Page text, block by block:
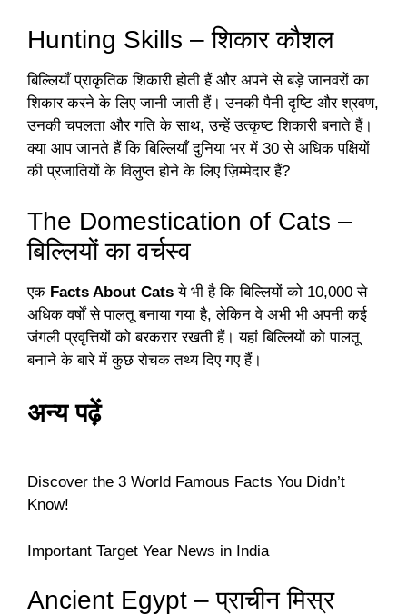
Hunting Skills – शिकार कौशल
बिल्लियाँ प्राकृतिक शिकारी होती हैं और अपने से बड़े जानवरों का
शिकार करने के लिए जानी जाती हैं। उनकी पैनी दृष्टि और श्रवण,
उनकी चपलता और गति के साथ, उन्हें उत्कृष्ट शिकारी बनाते हैं।
क्या आप जानते हैं कि बिल्लियाँ दुनिया भर में 30 से अधिक पक्षियों
की प्रजातियों के विलुप्त होने के लिए ज़िम्मेदार हैं?
The Domestication of Cats –
बिल्लियों का वर्चस्व
एक Facts About Cats ये भी है कि बिल्लियों को 10,000 से
अधिक वर्षों से पालतू बनाया गया है, लेकिन वे अभी भी अपनी कई
जंगली प्रवृत्तियों को बरकरार रखती हैं। यहां बिल्लियों को पालतू
बनाने के बारे में कुछ रोचक तथ्य दिए गए हैं।
अन्य पढ़ें
Discover the 3 World Famous Facts You Didn’t
Know!
Important Target Year News in India
Ancient Egypt – प्राचीन मिस्र